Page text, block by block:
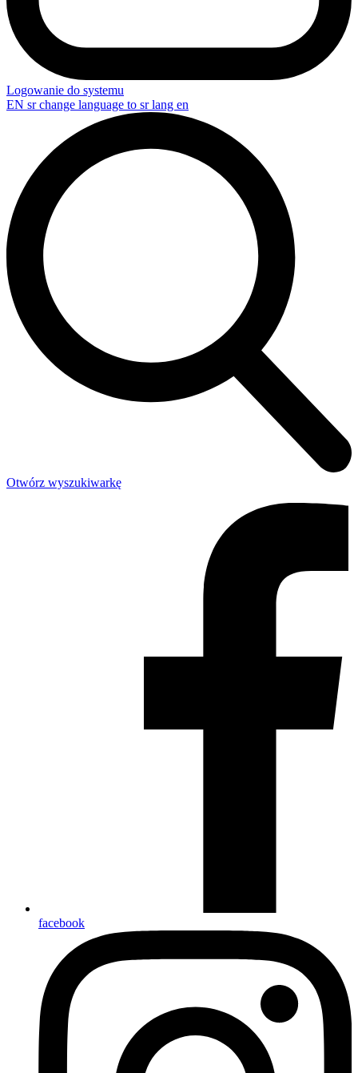
Logowanie do systemu
EN sr change language to sr lang en
Otwórz wyszukiwarkę
facebook